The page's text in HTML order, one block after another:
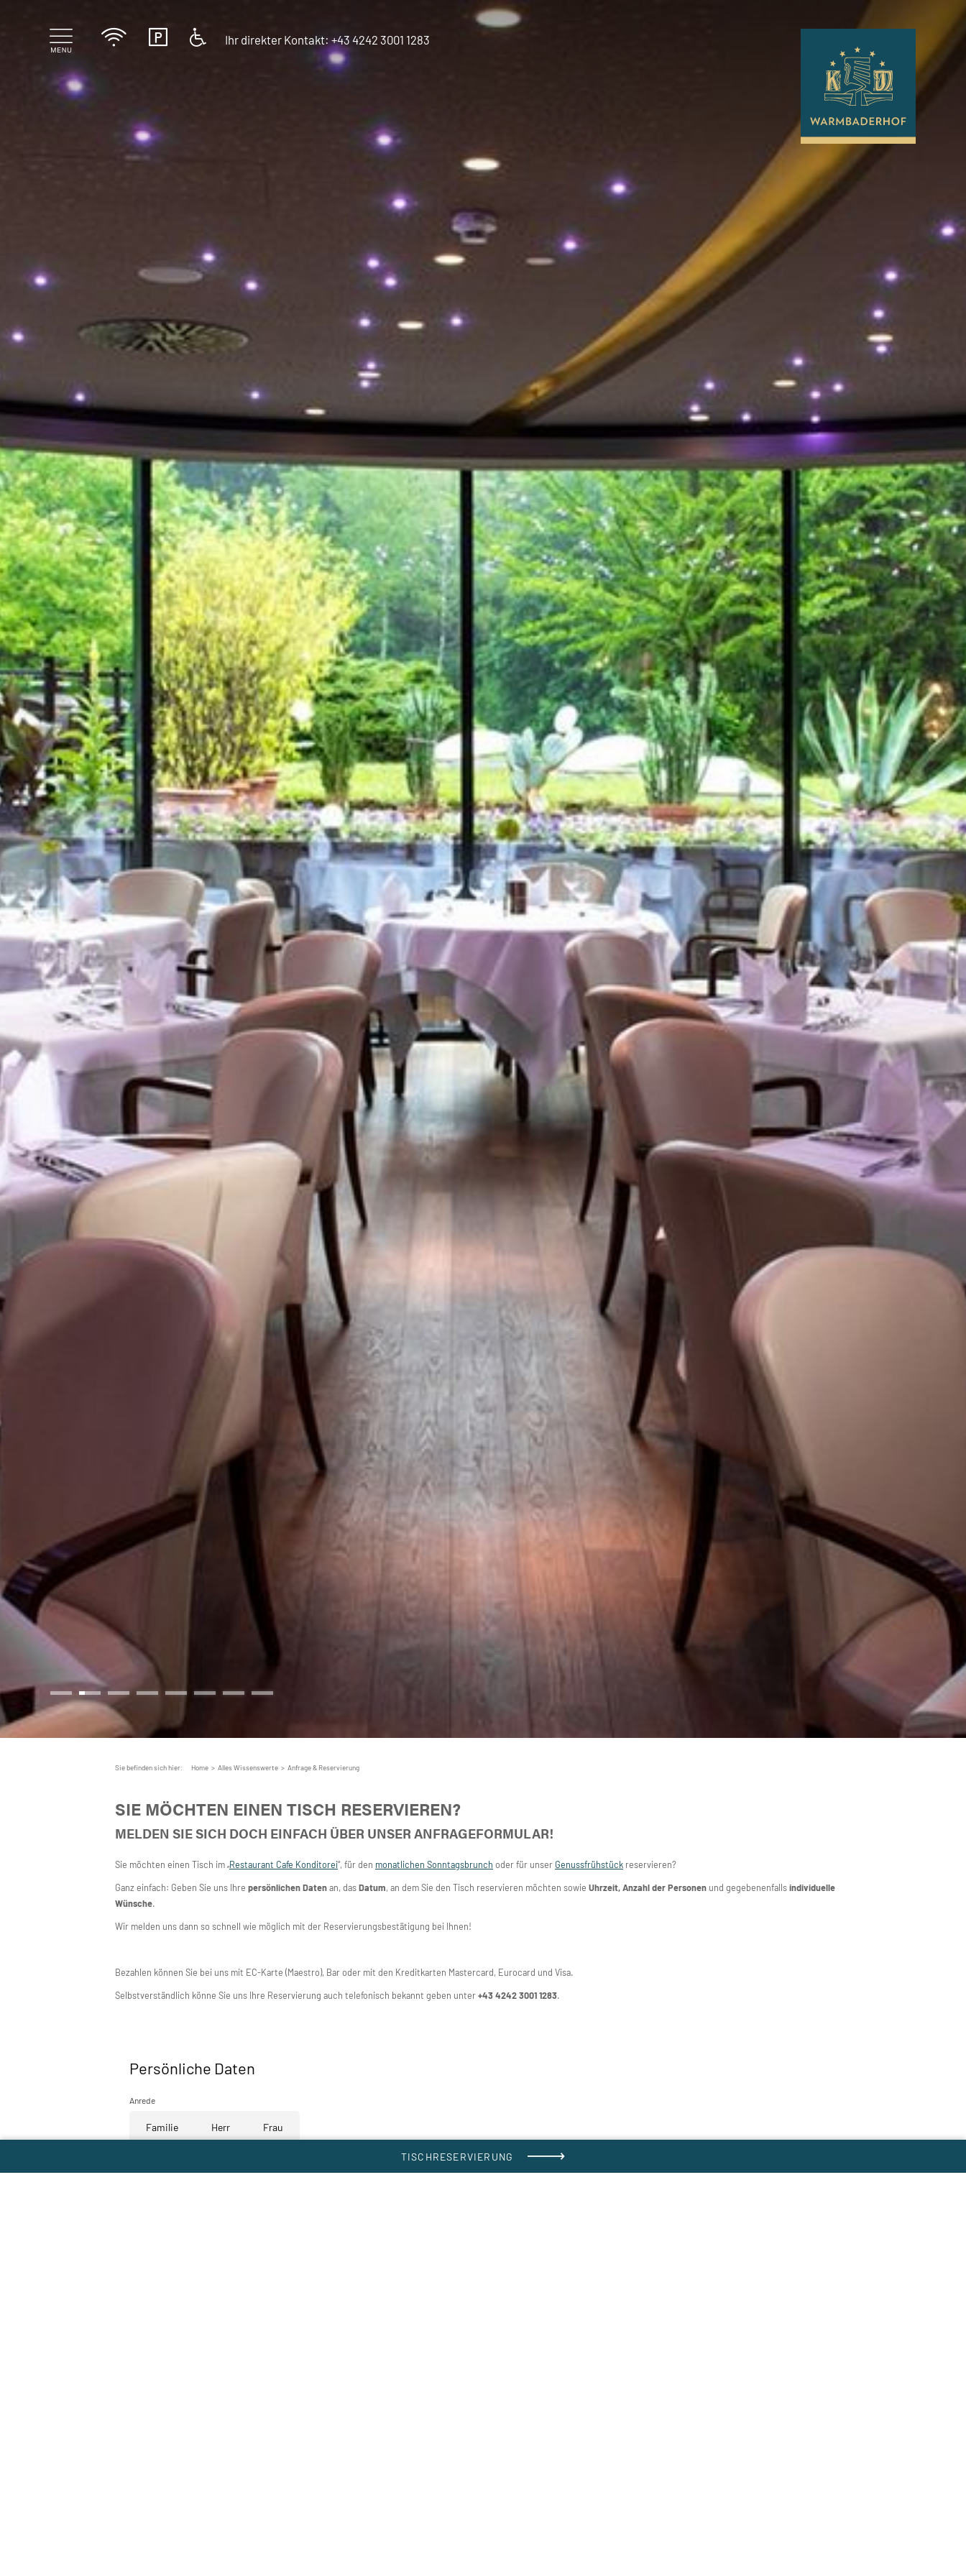
Ihr direkter Kontakt:+43 4242 3001 1283
Sie befinden sich hier: Home > Alles Wissenswerte > Anfrage & Reservierung
SIE MÖCHTEN EINEN TISCH RESERVIEREN?
MELDEN SIE SICH DOCH EINFACH ÜBER UNSER ANFRAGEFORMULAR!
Sie möchten einen Tisch im „Restaurant Cafe Konditorei“, für den monatlichen Sonntagsbrunch oder für unser Genussfrühstück reservieren?
Ganz einfach: Geben Sie uns Ihre persönlichen Datenan, dasDatum, an dem Sie den Tisch reservieren möchten sowie Uhrzeit, Anzahl der Personen und gegebenenfallsindividuelle
Wünsche.
Wir melden uns dann so schnell wie möglich mit der Reservierungsbestätigung bei Ihnen!
Bezahlen können Sie bei uns mit EC-Karte (Maestro), Bar oder mit den Kreditkarten Mastercard, Eurocard und Visa.
Selbstverständlich könne Sie uns Ihre Reservierung auch telefonisch bekannt geben unter+43 4242 3001 1283.
Persönliche Daten
Anrede
Familie Herr Frau
Vorname* Nachname*
TISCHRESERVIERUNG